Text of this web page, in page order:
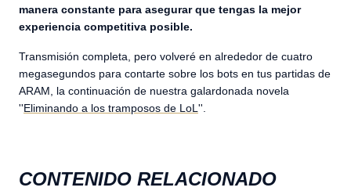
manera constante para asegurar que tengas la mejor
experiencia competitiva posible.
Transmisión completa, pero volveré en alrededor de cuatro
megasegundos para contarte sobre los bots en tus partidas de
ARAM, la continuación de nuestra galardonada novela
''Eliminando a los tramposos de LoL''.
CONTENIDO RELACIONADO